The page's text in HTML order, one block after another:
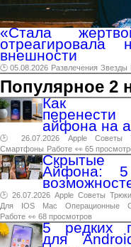
«Стала
внешности
🕑 05.08.2026 Развлечения Звезды
Популярное 2
Как
айфона на
🕑 26.07.2026 Apple Советы
Смартфоны Работе 👀 65
Скрытые
Айфона: 5
🕑 26.07.2026 Apple Советы Трюки
Для
IOS Mac Операционные
Работе 👀 68 просмотров
5 редких
для